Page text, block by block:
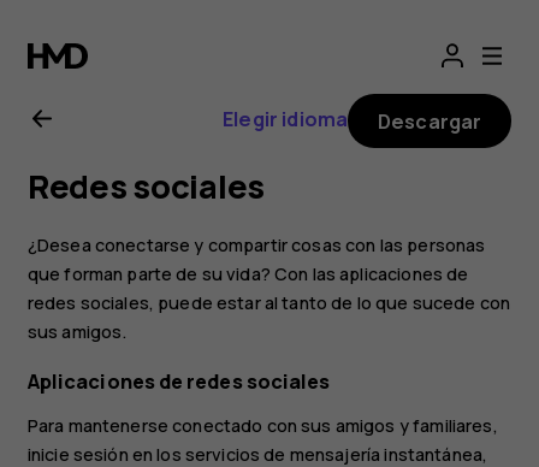
Manual
del
usuario
de
Nokia
4.2
Elegir idioma Descargar
Redes sociales
¿Desea conectarse y compartir cosas con las personas
que forman parte de su vida? Con las aplicaciones de
redes sociales, puede estar al tanto de lo que sucede con
sus amigos.
Aplicaciones de redes sociales
Para mantenerse conectado con sus amigos y familiares,
inicie sesión en los servicios de mensajería instantánea,